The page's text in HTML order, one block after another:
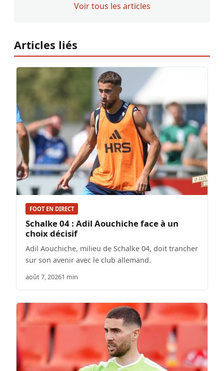
Voir tous les articles
Articles liés
FOOT EN DIRECT
Schalke 04 : Adil Aouchiche face à un
choix décisif
Adil Aouchiche, milieu de Schalke 04, doit trancher
sur son avenir avec le club allemand.
août 7, 20261 min